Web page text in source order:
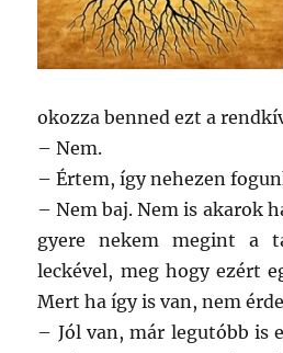
okozza benned ezt a
– Nem.
– Értem, így nehezen
– Nem baj. Nem is akarok
gyere nekem megint a
leckével, meg hogy ezért
Mert ha így is van, nem
– Jól van, már legutóbb is